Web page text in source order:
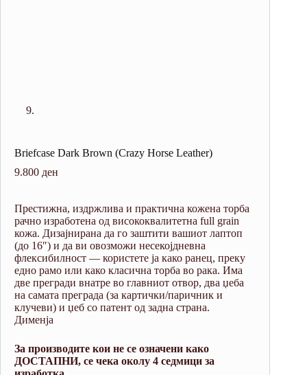
Briefcase Dark Brown (Crazy Horse Leather)
9.800 ден
Престижна, издржлива и практична кожена торба
рачно изработена од висококвалитетна full grain
кожа. Дизајнирана да го заштити вашиот лаптоп
(до 16″) и да ви овозможи несекојдневна
флексибилност — користете ја како ранец, преку
едно рамо или како класична торба во рака. Има
две прегради внатре во главниот отвор, два џеба
на самата преграда (за картички/паричник и
клучеви) и џеб со патент од задна страна.
Дименја
За производите кои не се означени како
ДОСТАПНИ, се чека околу 4 седмици за